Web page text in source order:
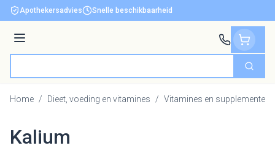
Ga naar de inhoud
Apothekersadvies Snelle beschikbaarheid
Menu
Zoek
Home / Dieet, voeding en vitamines / Vitamines en supplementen
Kalium